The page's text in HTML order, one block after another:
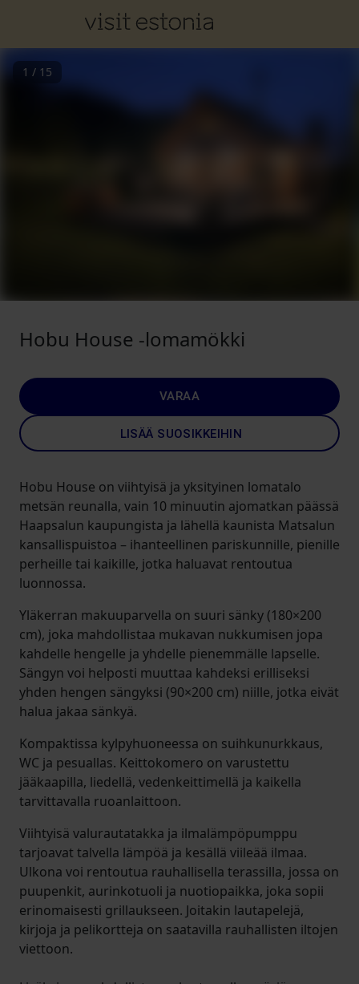
1 / 15
Hobu House -lomamökki
VARAA
LISÄÄ SUOSIKKEIHIN
Hobu House on viihtyisä ja yksityinen lomatalo
metsän reunalla, vain 10 minuutin ajomatkan päässä
Haapsalun kaupungista ja lähellä kaunista Matsalun
kansallispuistoa – ihanteellinen pariskunnille, pienille
perheille tai kaikille, jotka haluavat rentoutua
luonnossa.
Yläkerran makuuparvella on suuri sänky (180×200
cm), joka mahdollistaa mukavan nukkumisen jopa
kahdelle hengelle ja yhdelle pienemmälle lapselle.
Sängyn voi helposti muuttaa kahdeksi erilliseksi
yhden hengen sängyksi (90×200 cm) niille, jotka eivät
halua jakaa sänkyä.
Kompaktissa kylpyhuoneessa on suihkunurkkaus,
WC ja pesuallas. Keittokomero on varustettu
jääkaapilla, liedellä, vedenkeittimellä ja kaikella
tarvittavalla ruoanlaittoon.
Viihtyisä valurautatakka ja ilmalämpöpumppu
tarjoavat talvella lämpöä ja kesällä viileää ilmaa.
Ulkona voi rentoutua rauhallisella terassilla, jossa on
puupenkit, aurinkotuoli ja nuotiopaikka, joka sopii
erinomaisesti grillaukseen. Joitakin lautapelejä,
kirjoja ja pelikortteja on saatavilla rauhallisten iltojen
viettoon.